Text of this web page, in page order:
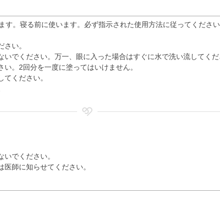
。寝る前に使います。必ず指示された使用方法に従ってください
い。
でください。万一、眼に入った場合はすぐに水で洗い流してくだ
。2回分を一度に塗ってはいけません。
ください。
でください。
師に知らせてください。